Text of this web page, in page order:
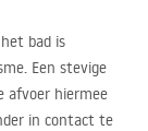
bad is
Een stevige
afvoer hiermee
in contact te